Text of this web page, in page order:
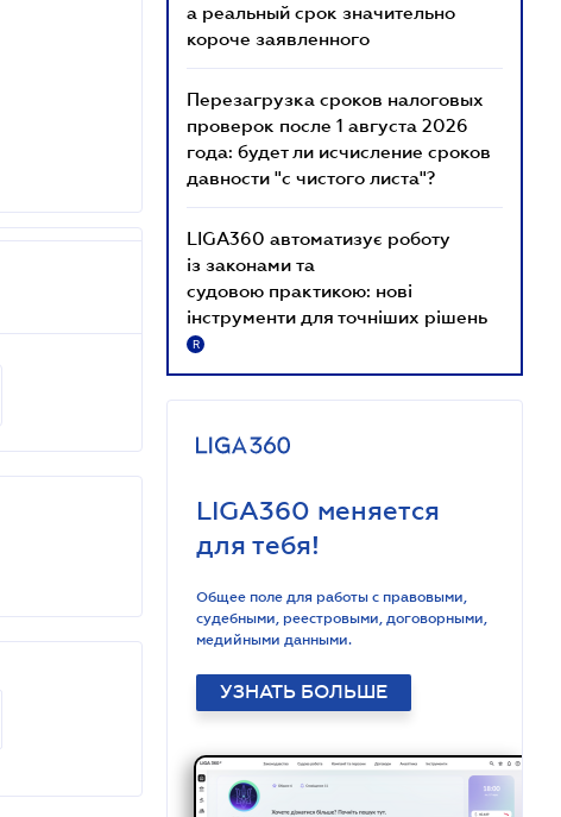
а реальный срок значительно
короче заявленного
Перезагрузка сроков налоговых
проверок после 1 августа 2026
года: будет ли исчисление сроков
давности "с чистого листа"?
LIGA360 автоматизує роботу
із законами та
судовою практикою: нові
інструменти для точніших рішень
R
LIGA360 меняется
для тебя!
Общее поле для работы с правовыми,
судебными, реестровыми, договорными,
медийными данными.
УЗНАТЬ БОЛЬШЕ